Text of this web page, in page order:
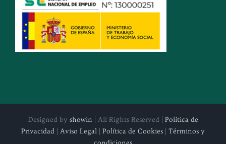
Designed by showin | All Rights Reserved | Política de
Privacidad
Aviso Legal Política de Cookies
Términos y
condiciones